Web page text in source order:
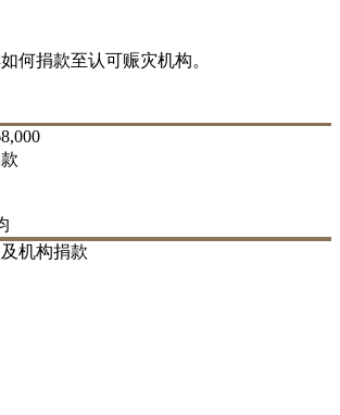
何捐款至认可赈灾机构。
机构捐款